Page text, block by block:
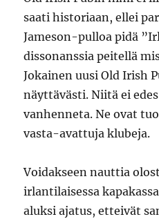
saati historiaan, ellei
Jameson-pulloa pidä
dissonanssia peitellä
Jokainen uusi Old Irish
näyttävästi. Niitä ei
vanhenneta. Ne ovat
vasta-avattuja klubeja.
Voidakseen nauttia
irlantilaisessa
aluksi ajatus, etteivät